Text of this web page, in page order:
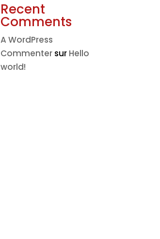
Recent
Comments
A WordPress
Commenter sur Hello
world!